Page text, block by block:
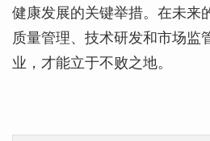
健康发展的关键举措。在未来
质量管理、技术研发和市场监
业，才能立于不败之地。